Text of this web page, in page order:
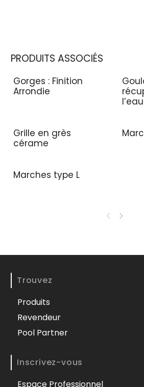
PRODUITS ASSOCIÉS
Gorges : Finition
Arrondie
l’eau
Grille en grès
cérame
Marches type L
Trouvez
Produits
Revendeur
Pool Partner
Inscrivez-vous
Espace Professionnel